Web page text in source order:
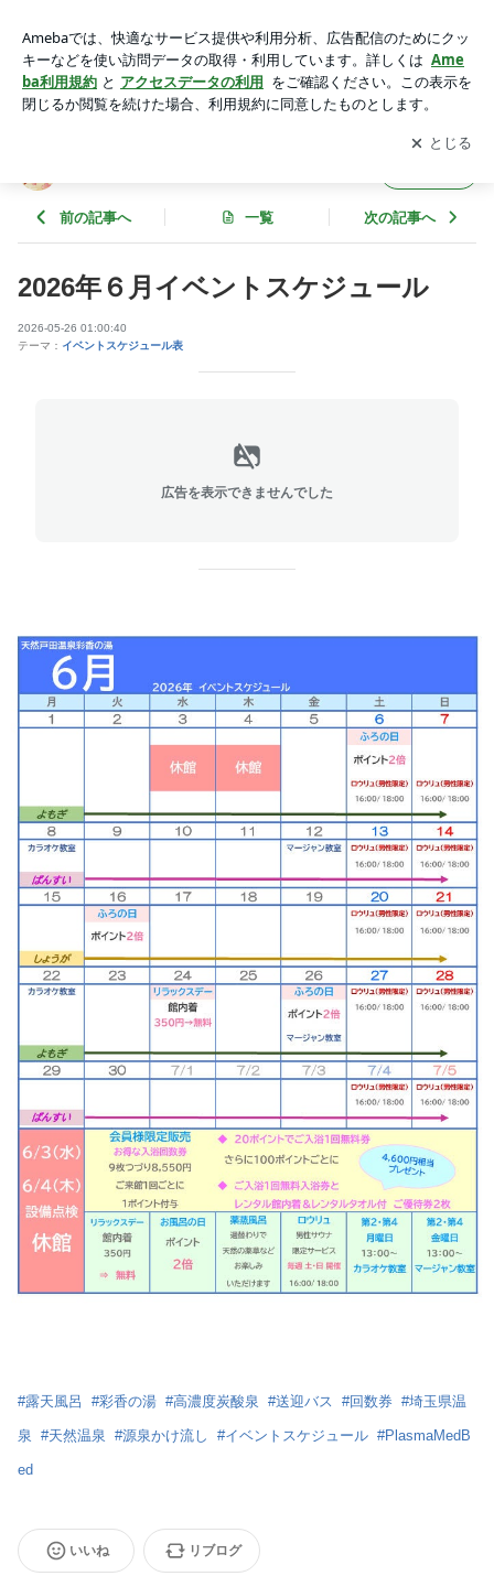
アプリをダウンロードして ブログの更新通知
を受け取りまし
ょう。
開く
前の記事へ 一覧 次の記事へ
2026年６月イベントスケジュール
2026-05-26 01:00:40
テーマ： イベントスケジュール表
広告を表示できませんでした
#露天風呂 #彩香の湯 #高濃度炭酸泉 #送迎バス #回数券 #埼玉県温
泉 #天然温泉 #源泉かけ流し #イベントスケジュール #PlasmaMedB
ed
いいね リブログ